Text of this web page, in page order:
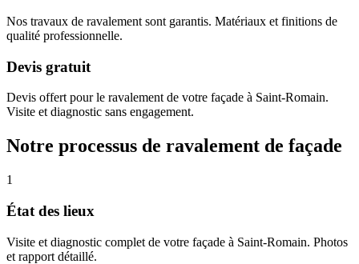
Nos travaux de ravalement sont garantis. Matériaux et finitions de
qualité professionnelle.
Devis gratuit
Devis offert pour le ravalement de votre façade à Saint-Romain.
Visite et diagnostic sans engagement.
Notre processus de ravalement de façade
1
État des lieux
Visite et diagnostic complet de votre façade à Saint-Romain. Photos
et rapport détaillé.